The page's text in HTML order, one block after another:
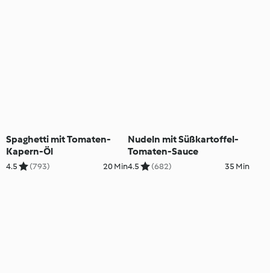
Spaghetti mit Tomaten-
Kapern-Öl
4.5 (793) 20 Min
Nudeln mit Süßkartoffel-
Tomaten-Sauce
4.5 (682) 35 Min